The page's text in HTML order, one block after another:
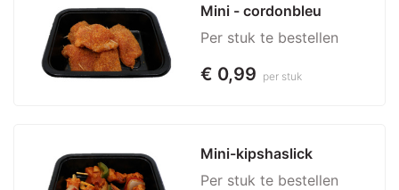
Mini - cordonbleu
Per stuk te bestellen
€ 0,99 per stuk
Mini-kipshaslick
Per stuk te bestellen